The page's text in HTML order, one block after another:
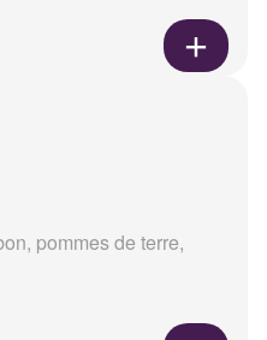
pommes de terre,